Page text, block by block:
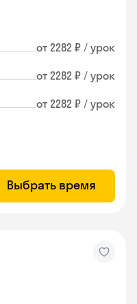
от 2282 ₽ / урок
от 2282 ₽ / урок
от 2282 ₽ / урок
Выбрать время